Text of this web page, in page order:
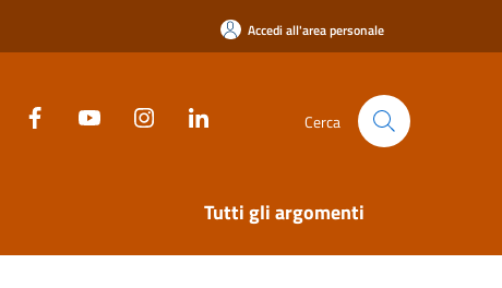
Accedi all'area personale
Cerca
Tutti gli argomenti